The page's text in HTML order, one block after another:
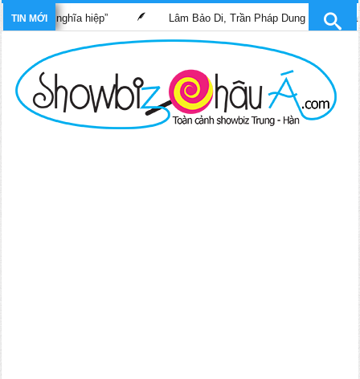
TIN MỚI
nghĩa hiệp” Lâm Bảo Di, Trần Pháp Dung tái ngộ màn ảnh